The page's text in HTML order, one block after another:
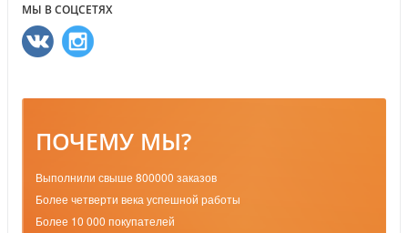
МЫ В СОЦСЕТЯХ
ПОЧЕМУ МЫ?
Выполнили свыше 800000 заказов
Более четверти века успешной работы
Более 10 000 покупателей